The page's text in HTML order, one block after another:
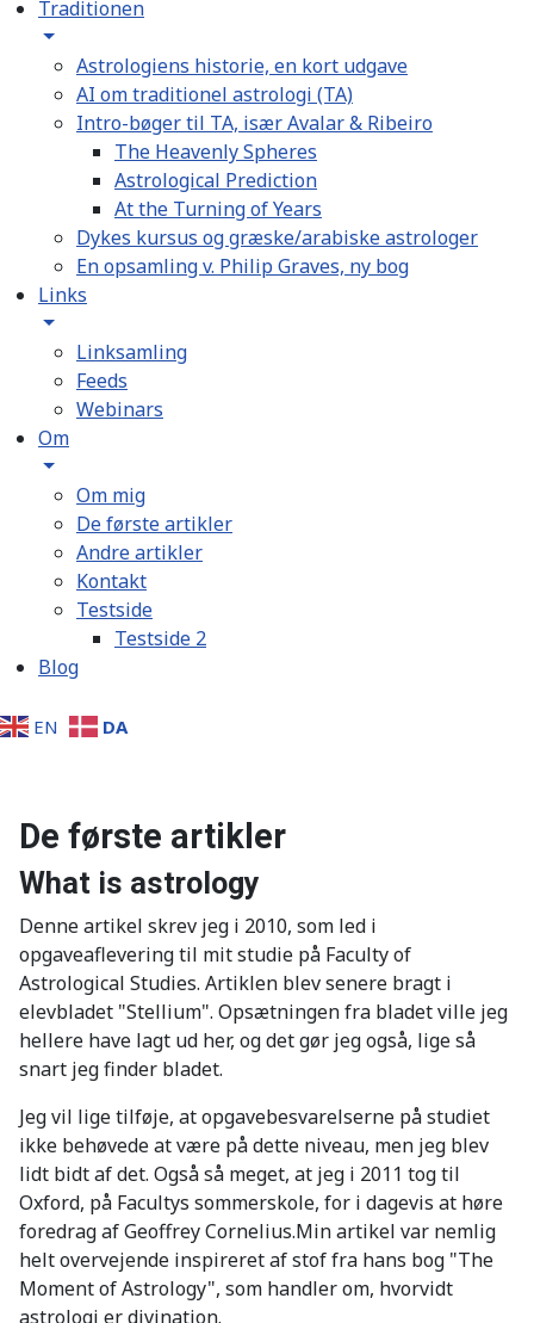
Traditionen
Astrologiens historie, en kort udgave
AI om traditionel astrologi (TA)
Intro-bøger til TA, især Avalar & Ribeiro
The Heavenly Spheres
Astrological Prediction
At the Turning of Years
Dykes kursus og græske/arabiske astrologer
En opsamling v. Philip Graves, ny bog
Links
Linksamling
Feeds
Webinars
Om
Om mig
De første artikler
Andre artikler
Kontakt
Testside
Testside 2
Blog
EN DA
De første artikler
What is astrology
Denne artikel skrev jeg i 2010, som led i
opgaveaflevering til mit studie på Faculty of
Astrological Studies. Artiklen blev senere bragt i
elevbladet "Stellium". Opsætningen fra bladet ville jeg
hellere have lagt ud her, og det gør jeg også, lige så
snart jeg finder bladet.
Jeg vil lige tilføje, at opgavebesvarelserne på studiet
ikke behøvede at være på dette niveau, men jeg blev
lidt bidt af det. Også så meget, at jeg i 2011 tog til
Oxford, på Facultys sommerskole, for i dagevis at høre
foredrag af Geoffrey Cornelius.Min artikel var nemlig
helt overvejende inspireret af stof fra hans bog "The
Moment of Astrology", som handler om, hvorvidt
astrologi er divination.